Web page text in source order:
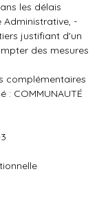
les délais
Administrative, -
justifiant d'un
des mesures
complémentaires
COMMUNAUTÉ